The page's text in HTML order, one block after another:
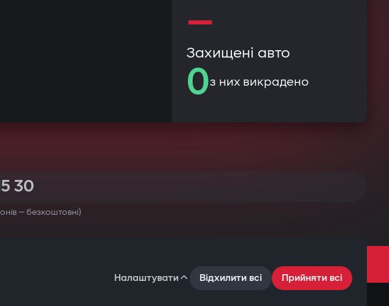
—
Захищені авто
0з них викрадено
30
— безкоштовні)
Налаштувати Відхилити всі Прийняти всі